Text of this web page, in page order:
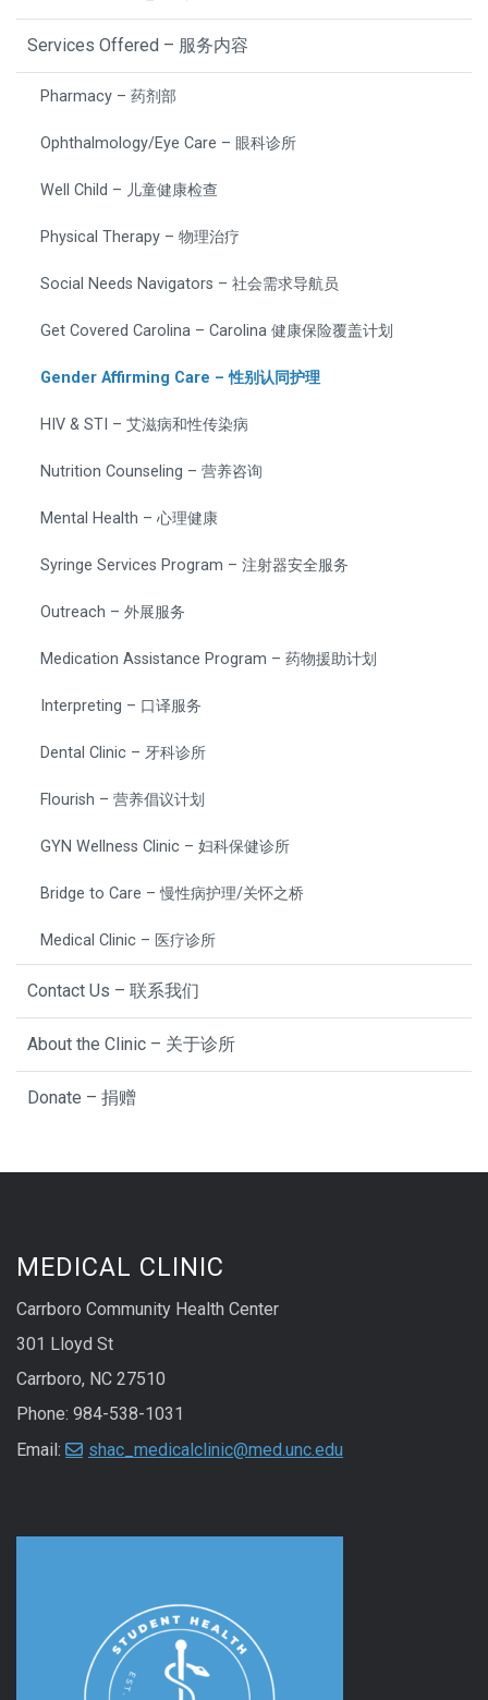
Services Offered – 服务内容
Pharmacy – 药剂部
Ophthalmology/Eye Care – 眼科诊所
Well Child – 儿童健康检查
Physical Therapy – 物理治疗
Social Needs Navigators – 社会需求导航员
Get Covered Carolina – Carolina 健康保险覆盖计划
Gender Affirming Care – 性别认同护理
HIV & STI – 艾滋病和性传染病
Nutrition Counseling – 营养咨询
Mental Health – 心理健康
Syringe Services Program – 注射器安全服务
Outreach – 外展服务
Medication Assistance Program – 药物援助计划
Interpreting – 口译服务
Dental Clinic – 牙科诊所
Flourish – 营养倡议计划
GYN Wellness Clinic – 妇科保健诊所
Bridge to Care – 慢性病护理/关怀之桥
Medical Clinic – 医疗诊所
Contact Us – 联系我们
About the Clinic – 关于诊所
Donate – 捐赠
MEDICAL CLINIC
Carrboro Community Health Center
301 Lloyd St
Carrboro, NC 27510
Phone: 984-538-1031
Email:
shac_medicalclinic@med.unc.edu